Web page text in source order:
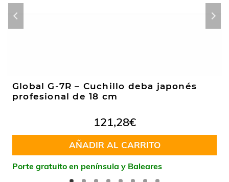
Global G-7R – Cuchillo deba japonés
profesional de 18 cm
121,28€
AÑADIR AL CARRITO
Porte gratuito en península y Baleares